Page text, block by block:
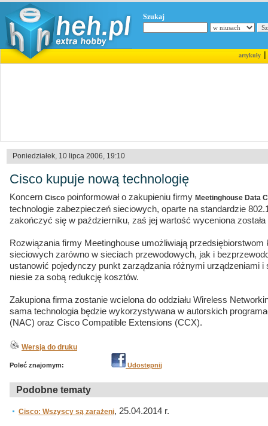
Szukaj
artykuły|
Poniedziałek, 10 lipca 2006, 19:10
Cisco kupuje nową technologię
Koncern Cisco poinformował o zakupieniu firmy Meetinghouse Data
technologie zabezpieczeń sieciowych, oparte na standardzie
zakończyć się w październiku, zaś jej wartość wyceniona
Rozwiązania firmy Meetinghouse umożliwiają
sieciowych zarówno w sieciach przewodowych, jak i
ustanowić pojedynczy punkt zarządzania różnymi urządzeniami
niesie za sobą redukcję kosztów.
Zakupiona firma zostanie wcielona do oddziału Wireless
sama technologia będzie wykorzystywana w autorskich
(NAC) oraz Cisco Compatible Extensions (CCX).
Wersja do druku
Poleć znajomym: Udostępnij
Podobne tematy
Cisco: Wszyscy są zarażeni, 25.04.2014 r.